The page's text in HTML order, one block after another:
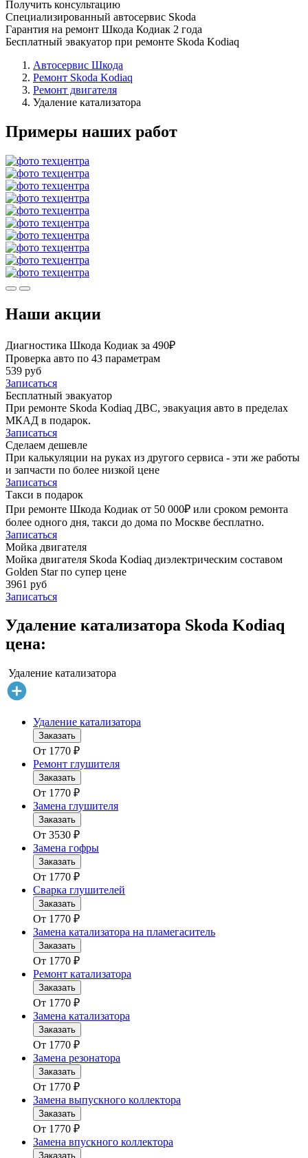
Получить консультацию
Специализированный автосервис Skoda
Гарантия на ремонт Шкода Кодиак 2 года
Бесплатный эвакуатор при ремонте Skoda Kodiaq
Автосервис Шкода
Ремонт Skoda Kodiaq
Ремонт двигателя
Удаление катализатора
Примеры наших работ
Наши акции
Диагностика Шкода Кодиак за 490₽
Проверка авто по 43 параметрам
539 руб
Записаться
Бесплатный эвакуатор
При ремонте Skoda Kodiaq ДВС, эвакуация авто в пределах
МКАД в подарок.
Записаться
Сделаем дешевле
При калькуляции на руках из другого сервиса - эти же работы
и запчасти по более низкой цене
Записаться
Такси в подарок
При ремонте Шкода Кодиак от 50 000₽ или сроком ремонта
более одного дня, такси до дома по Москве бесплатно.
Записаться
Мойка двигателя
Мойка двигателя Skoda Kodiaq диэлектрическим составом
Golden Star по супер цене
3961 руб
Записаться
Удаление катализатора Skoda Kodiaq
цена:
Удаление катализатора
Удаление катализатора
Заказать
От 1770 ₽
Ремонт глушителя
Заказать
От 1770 ₽
Замена глушителя
Заказать
От 3530 ₽
Замена гофры
Заказать
От 1770 ₽
Сварка глушителей
Заказать
От 1770 ₽
Замена катализатора на пламегаситель
Заказать
От 1770 ₽
Ремонт катализатора
Заказать
От 1770 ₽
Замена катализатора
Заказать
От 1770 ₽
Замена резонатора
Заказать
От 1770 ₽
Замена выпускного коллектора
Заказать
От 1770 ₽
Замена впускного коллектора
Заказать